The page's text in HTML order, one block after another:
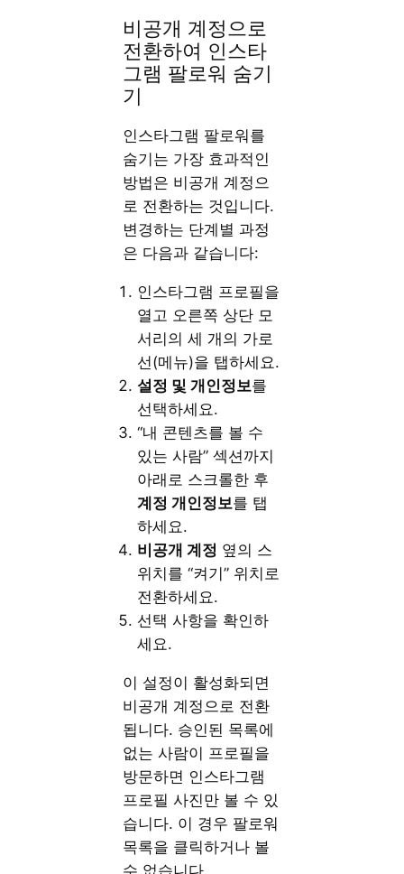
비공개 계정으로
전환하여 인스타
그램 팔로워 숨기
기
인스타그램 팔로워를
숨기는 가장 효과적인
방법은 비공개 계정으
로 전환하는 것입니다.
변경하는 단계별 과정
은 다음과 같습니다:
인스타그램 프로필을
열고 오른쪽 상단 모
서리의 세 개의 가로
선(메뉴)을 탭하세요.
설정 및 개인정보를
선택하세요.
“내 콘텐츠를 볼 수
있는 사람” 섹션까지
아래로 스크롤한 후
계정 개인정보를 탭
하세요.
비공개 계정 옆의 스
위치를 “켜기” 위치로
전환하세요.
선택 사항을 확인하
세요.
이 설정이 활성화되면
비공개 계정으로 전환
됩니다. 승인된 목록에
없는 사람이 프로필을
방문하면 인스타그램
프로필 사진만 볼 수 있
습니다. 이 경우 팔로워
목록을 클릭하거나 볼